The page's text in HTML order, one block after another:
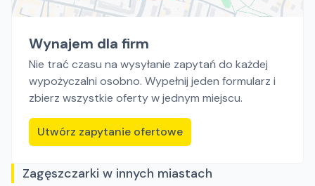
Wynajem dla firm
Nie trać czasu na wysyłanie zapytań do każdej
wypożyczalni osobno. Wypełnij jeden formularz i
zbierz wszystkie oferty w jednym miejscu.
Utwórz zapytanie ofertowe
Zagęszczarki w innych miastach